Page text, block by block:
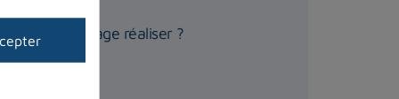
tests de lestage réaliser ?